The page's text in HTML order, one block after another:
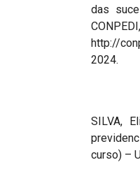
das
http://
2024.
SILVA,
curso) –